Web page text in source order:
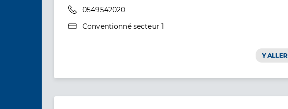
Téléphone
0549542020
Type de convention
Conventionné secteur 1
Y ALLER